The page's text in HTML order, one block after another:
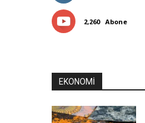
2,260 Abone
EKONOMI